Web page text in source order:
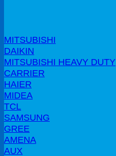
MITSUBISHI
DAIKIN
MITSUBISHI HEAVY DUTY
CARRIER
HAIER
MIDEA
TCL
SAMSUNG
GREE
AMENA
AUX